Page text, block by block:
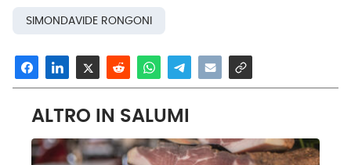
SIMONDAVIDE RONGONI
ALTRO IN SALUMI